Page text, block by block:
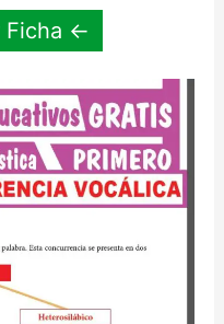
Ficha ←